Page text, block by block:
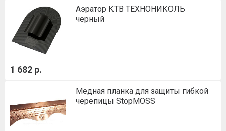
Аэратор КТВ ТЕХНОНИКОЛЬ
черный
1 682 р.
Медная планка для защиты гибкой
черепицы StopMOSS